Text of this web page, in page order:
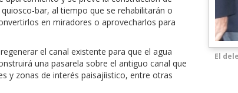
El
bar, al tiempo que se rehabilitarán o
en miradores o aprovecharlos para
el canal existente para que el agua
una pasarela sobre el antiguo canal que
y zonas de interés paisajíistico, entre otras